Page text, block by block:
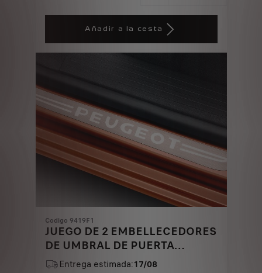
Price
€
Quantity
1
Añadir a la cesta
Codigo 9419F1
JUEGO DE 2 EMBELLECEDORES
DE UMBRAL DE PUERTA
DELANTERA - ASPECTO ACERO
Entrega estimada:17/08